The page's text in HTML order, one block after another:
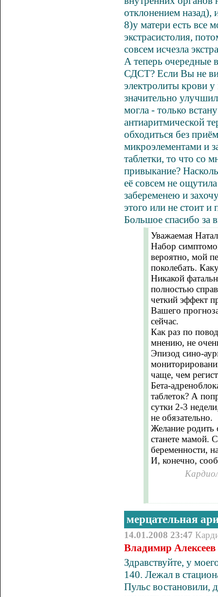
отклонением
8)у матери есть все
экстрасистолия,
совсем исчезла
А теперь очередные
СДСТ? Если Вы не
электролиты крови
значительно
могла - только
антиаритмической
обходиться без
микроэлементами и
таблетки, то что со
привыкание?
её совсем не
забеременею и
этого или не стоит и
Большое спасибо за
Уважаемая
Набор
вероятно, мой
поколебать.
Никакой
полностью
четкий эффект
Вашего
сейчас.
Как раз по
мнению, не
Эпизод сино-
чаще, чем
Бета-
таблеток? А
сутки 2-3
не обязательно.
Желание родить
станете мамой.
беременности,
И, конечно,
мерцательная
14.01.2008 23:47
Владимир
Здравствуйте, у
140. Лежал в
Пульс востановили,